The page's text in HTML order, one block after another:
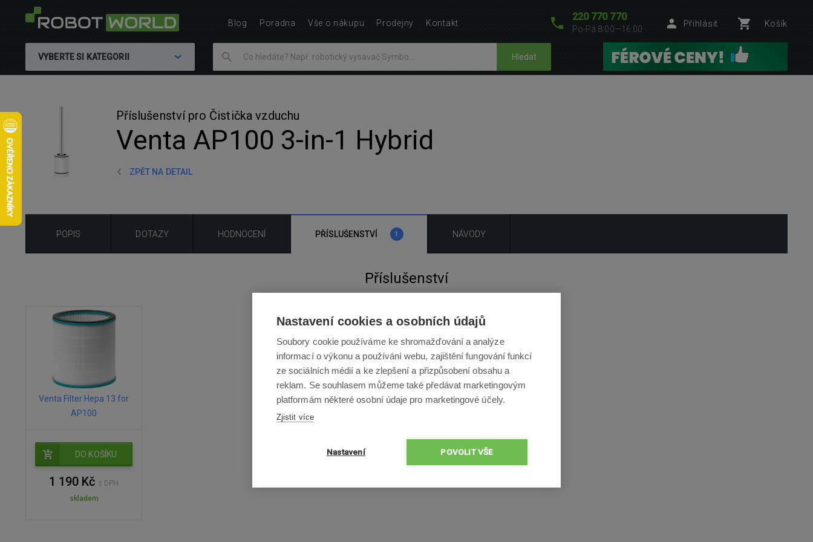
220 770 770
Po-Pá 8:00—16:00
Přihlásit Košík
VYBERTE SI KATEGORII Hledat
Příslušenství pro Čistička vzduchu
Venta AP100 3-in-1 Hybrid
ZPĚT NA DETAIL
POPIS DOTAZY HODNOCENÍ PŘÍSLUŠENSTVÍ 1 NÁVODY
Příslušenství
Venta Filter Hepa 13 for
AP100
DO KOŠÍKU
1 190 Kč s DPH
skladem
Blog Poradna Vše o nákupu Prodejny Kontakt
Nastavení cookies a osobních údajů
Soubory cookie používáme ke shromažďování a analýze
informací o výkonu a používání webu, zajištění fungování funkcí
ze sociálních médií a ke zlepšení a přizpůsobení obsahu a
reklam. Se souhlasem můžeme také předávat marketingovým
platformám některé osobní údaje pro marketingové účely.
Zjistit více
Nastavení POVOLIT VŠE